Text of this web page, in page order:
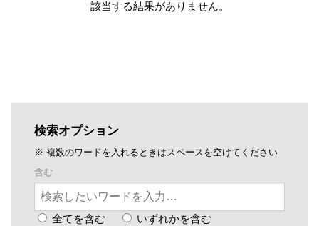
該当する結果がありません。
検索オプション
※ 複数のワードを入れるときはスペースを空けてください
含む
全てを含む いずれかを含む